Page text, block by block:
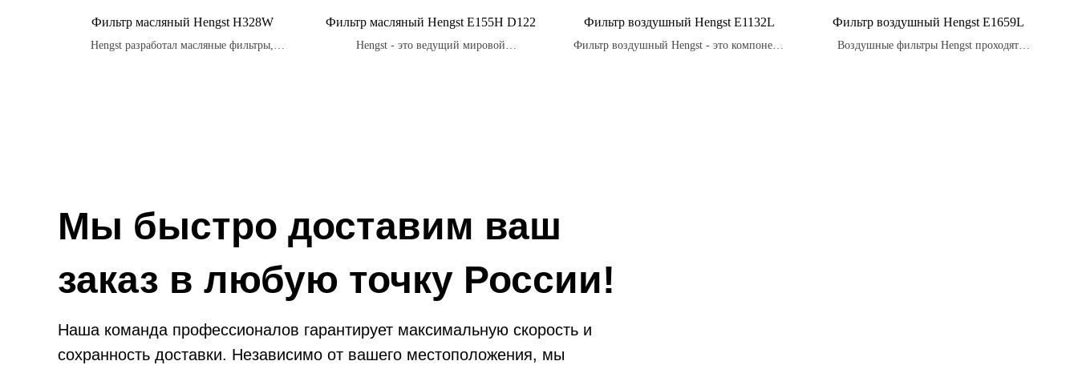
Фильтр масляный Hengst H328W
Hengst разработал масляные фильтры,
Фильтр масляный Hengst E155H D122
Hengst - это ведущий мировой
Фильтр воздушный Hengst E1132L
Фильтр воздушный Hengst - это компонент,
Фильтр воздушный Hengst E1659L
Воздушные фильтры Hengst проходят
Мы быстро доставим ваш
заказ в любую точку России!
Наша команда профессионалов гарантирует максимальную скорость и
сохранность доставки. Независимо от вашего местоположения, мы